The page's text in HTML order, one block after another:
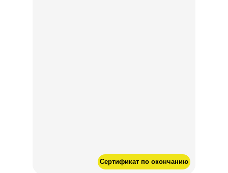
Сертификат по окончанию